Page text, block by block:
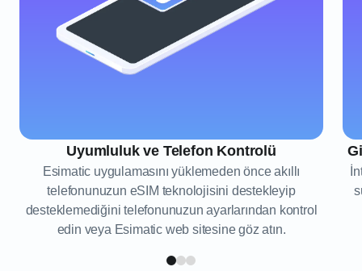
Uyumluluk ve Telefon Kontrolü
Esimatic uygulamasını yüklemeden önce akıllı
telefonunuzun eSIM teknolojisini destekleyip
desteklemediğini telefonunuzun ayarlarından kontrol
edin veya Esimatic web sitesine göz atın.